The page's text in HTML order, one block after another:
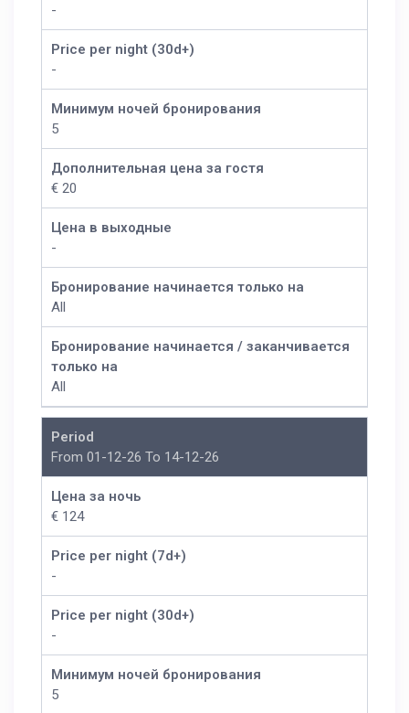
-
Price per night (30d+)
-
Минимум ночей бронирования
5
Дополнительная цена за гостя
€ 20
Цена в выходные
-
Бронирование начинается только на
All
Бронирование начинается / заканчивается
только на
All
Period
From 01-12-26 To 14-12-26
Цена за ночь
€ 124
Price per night (7d+)
-
Price per night (30d+)
-
Минимум ночей бронирования
5